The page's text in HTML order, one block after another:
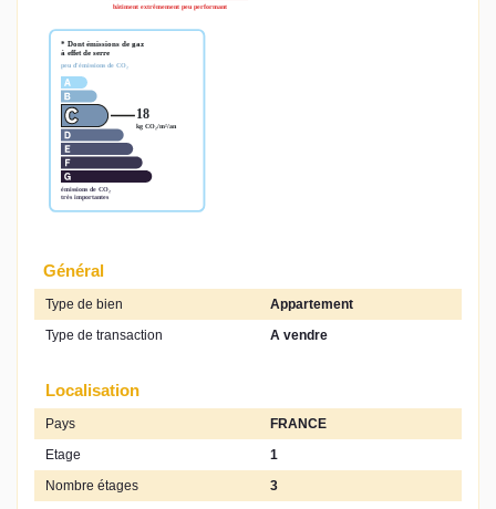
Général
Type de bien
Appartement
Type de transaction
A vendre
Localisation
Pays
FRANCE
Etage
1
Nombre étages
3